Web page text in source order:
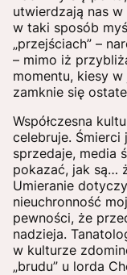
utwierdzają nas
w taki sposób
„przejściach” –
– mimo iż
momentu, kiesy
zamknie się
Współczesna
celebruje.
sprzedaje, media
pokazać, jak są…
Umieranie
nieuchronność
pewności, że
nadzieja.
w kulturze
„brudu” u lorda